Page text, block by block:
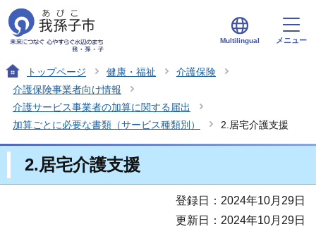
Multilingual メニュー
トップページ 健康・福祉
介護保険
介護保険事業者向け情報
介護サービス事業者の加算に関する届出
加算ごとに必要な書類（サービス種類別）
2.居宅介護支援
2.居宅介護支援
登録日：2024年10月29日
更新日：2024年10月29日